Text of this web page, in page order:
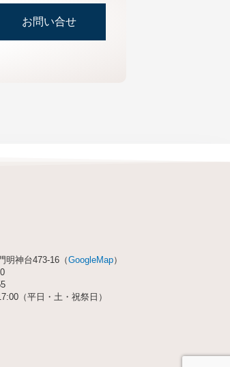
お問い合せ
明神台473-16（GoogleMap）
（平日・土・祝祭日）